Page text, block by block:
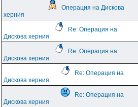
Операция на Дискова
херния
Re: Операция на
Дискова херния
Re: Операция на
Дискова херния
Re: Операция на
Дискова херния
Re: Операция на
Дискова херния